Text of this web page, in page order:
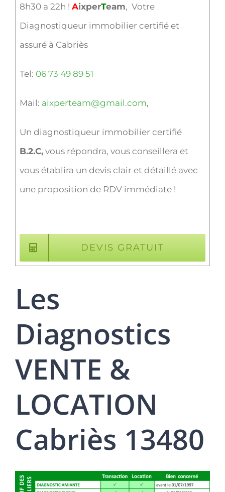
8h30 a 22h ! AixperTeam, Votre
Diagnostiqueur immobilier certifié et
assuré à Cabriès
Tel: 06 73 49 89 51
Mail: aixperteam@gmail.com,
Un diagnostiqueur immobilier certifié
B.2.C,vous répondra, vous conseillera et
vous établira un devis clair et détaillé avec
une proposition de RDV immédiate !
DEVIS GRATUIT
Les
Diagnostics
VENTE &
LOCATION
Cabriès 13480